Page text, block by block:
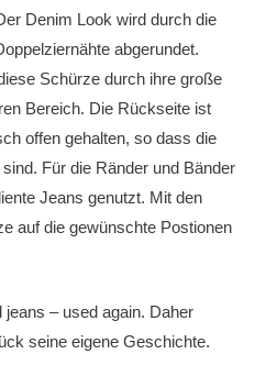
Denim Look wird durch die
abgerundet.
Schürze durch ihre große
Bereich. Die Rückseite ist
offen gehalten, so dass die
Für die Ränder und Bänder
Jeans genutzt. Mit den
auf die gewünschte Postionen
– used again. Daher
seine eigene Geschichte.